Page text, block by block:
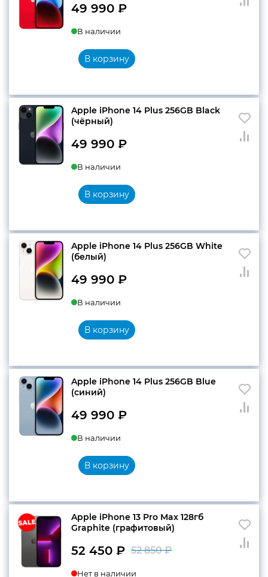
49 990 ₽
В наличии
В корзину
Apple iPhone 14 Plus 256GB Black
(чёрный)
49 990 ₽
В наличии
В корзину
Apple iPhone 14 Plus 256GB White
(белый)
49 990 ₽
В наличии
В корзину
Apple iPhone 14 Plus 256GB Blue
(синий)
49 990 ₽
В наличии
В корзину
Apple iPhone 13 Pro Max 128гб
Graphite (графитовый)
52 850₽
52 450 ₽
Нет в наличии